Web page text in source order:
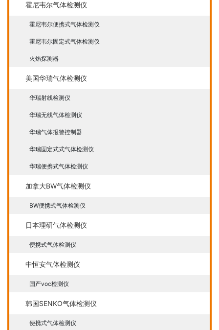
霍尼韦尔气体检测仪
霍尼韦尔便携式气体检测仪
霍尼韦尔固定式气体检测仪
火焰探测器
美国华瑞气体检测仪
华瑞射线检测仪
华瑞无线气体检测仪
华瑞气体报警控制器
华瑞固定式式气体检测仪
华瑞便携式气体检测仪
加拿大BW气体检测仪
BW便携式气体检测仪
日本理研气体检测仪
便携式气体检测仪
中恒安气体检测仪
国产voc检测仪
韩国SENKO气体检测仪
便携式气体检测仪